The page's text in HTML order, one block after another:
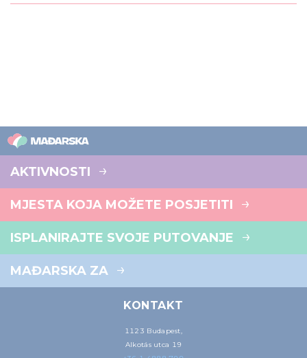
AKTIVNOSTI
MJESTA KOJA MOŽETE POSJETITI
ISPLANIRAJTE SVOJE PUTOVANJE
MAĐARSKA ZA
KONTAKT
1123 Budapest,
Alkotás utca 19